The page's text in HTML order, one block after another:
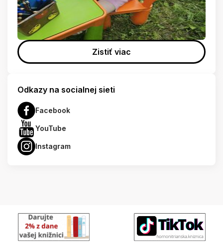
Zistiť viac
Odkazy na socialnej sieti
Facebook
YouTube
Instagram